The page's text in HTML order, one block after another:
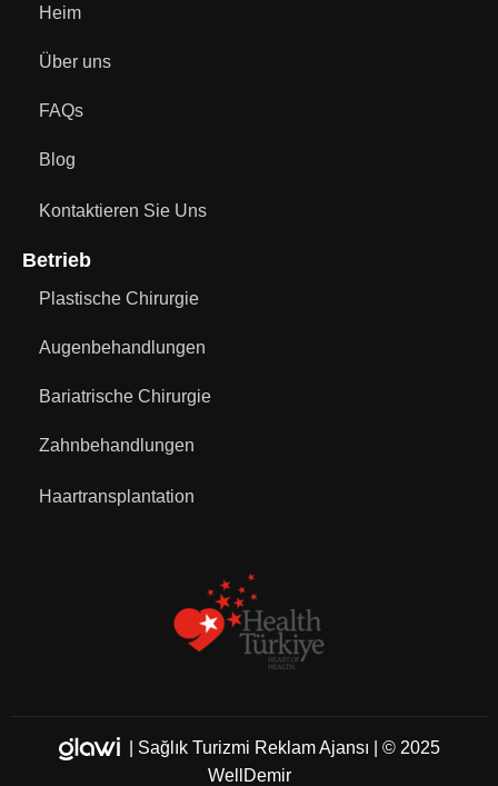
Heim
Über uns
FAQs
Blog
Kontaktieren Sie Uns
Betrieb
Plastische Chirurgie
Augenbehandlungen
Bariatrische Chirurgie
Zahnbehandlungen
Haartransplantation
| Sağlık Turizmi Reklam Ajansı
| © 2025
WellDemir